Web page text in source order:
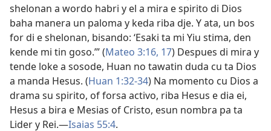
shelonan a wordo habri y el a mira e spirito di Dios
baha manera un paloma y keda riba dje. Y ata, un bos
for di e shelonan, bisando: ‘Esaki ta mi Yiu stima, den
kende mi tin goso.’” (Mateo 3:16, 17) Despues di mira y
tende loke a sosode, Huan no tawatin duda cu ta Dios
a manda Hesus. (Huan 1:32-34) Na momento cu Dios a
drama su spirito, of forsa activo, riba Hesus e dia ei,
Hesus a bira e Mesias of Cristo, esun nombra pa ta
Lider y Rei.—Isaias 55:4.